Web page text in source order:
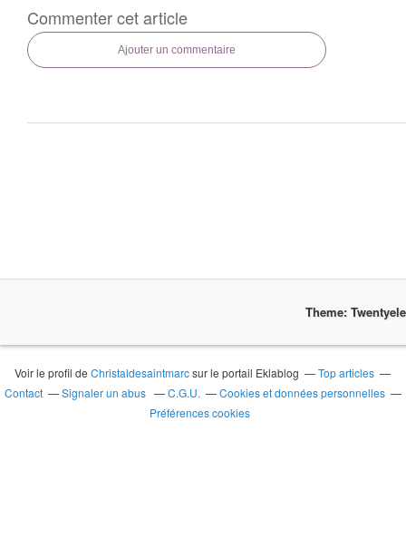
Commenter cet article
Ajouter un commentaire
Theme:
Voir le profil deChristaldesaintmarcsur le portail Eklablog
Top articles
Contact
Signaler un abus C.G.U.
Cookies et données personnelles
Préférences cookies